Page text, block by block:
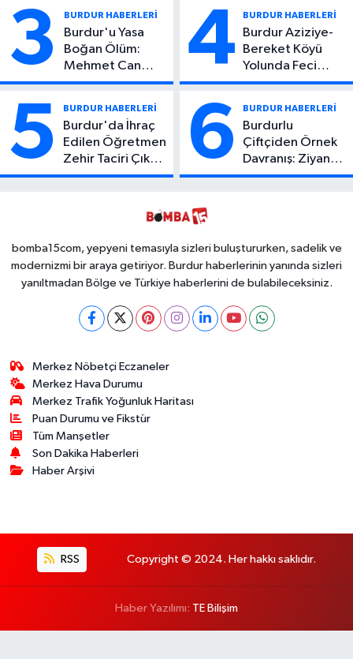
3 BURDUR HABERLERİ
Burdur'u Yasa
Boğan Ölüm:
Mehmet Can
Atıcı Genç Yaşta
4 BURDUR HABERLERİ
Burdur Aziziye-
Bereket Köyü
Yolunda Feci
Kaza: 1 Ölü, 2
5 BURDUR HABERLERİ
Burdur'da İhraç
Edilen Öğretmen
Zehir Taciri Çıktı:
Binlerce
6 BURDUR HABERLERİ
Burdurlu
Çiftçiden Örnek
Davranış: Ziyan
Olmasın Diye
Toplayabilecek
bomba15com, yepyeni temasıyla sizleri buluştururken, sadelik ve
modernizmi bir araya getiriyor. Burdur haberlerinin yanında sizleri
yanıltmadan Bölge ve Türkiye haberlerini de bulabileceksiniz.
Merkez Nöbetçi Eczaneler
Merkez Hava Durumu
Merkez Trafik Yoğunluk Haritası
Puan Durumu ve Fikstür
Tüm Manşetler
Son Dakika Haberleri
Haber Arşivi
RSS Copyright © 2024. Her hakkı saklıdır.
Haber Yazılımı: TE Bilişim